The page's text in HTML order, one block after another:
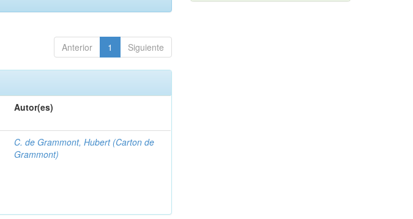
Anterior 1 Siguiente
Autor(es)
C. de Grammont, Hubert (Carton de
Grammont)